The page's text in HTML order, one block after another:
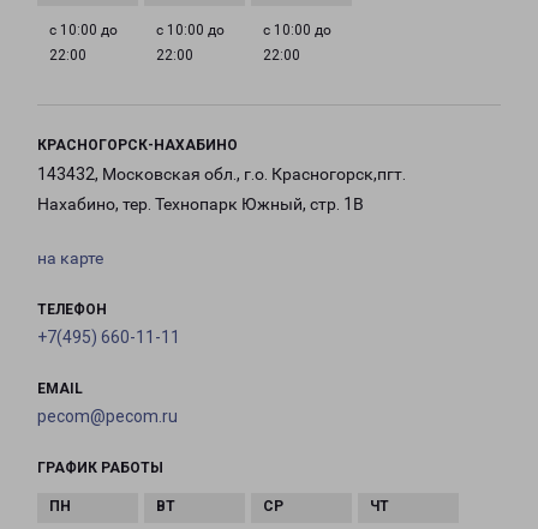
с 10:00 до
22:00
с 10:00 до
22:00
с 10:00 до
22:00
КРАСНОГОРСК-НАХАБИНО
143432, Московская обл., г.о. Красногорск,пгт.
Нахабино, тер. Технопарк Южный, стр. 1В
на карте
ТЕЛЕФОН
+7(495) 660-11-11
EMAIL
pecom@pecom.ru
ГРАФИК РАБОТЫ